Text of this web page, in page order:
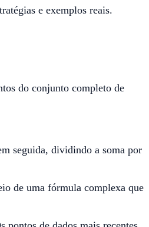
e exemplos reais.
do conjunto completo de
seguida, dividindo a soma por
de uma fórmula complexa que